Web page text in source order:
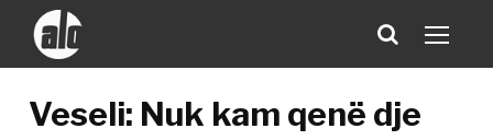
Veseli: Nuk kam qenë dje